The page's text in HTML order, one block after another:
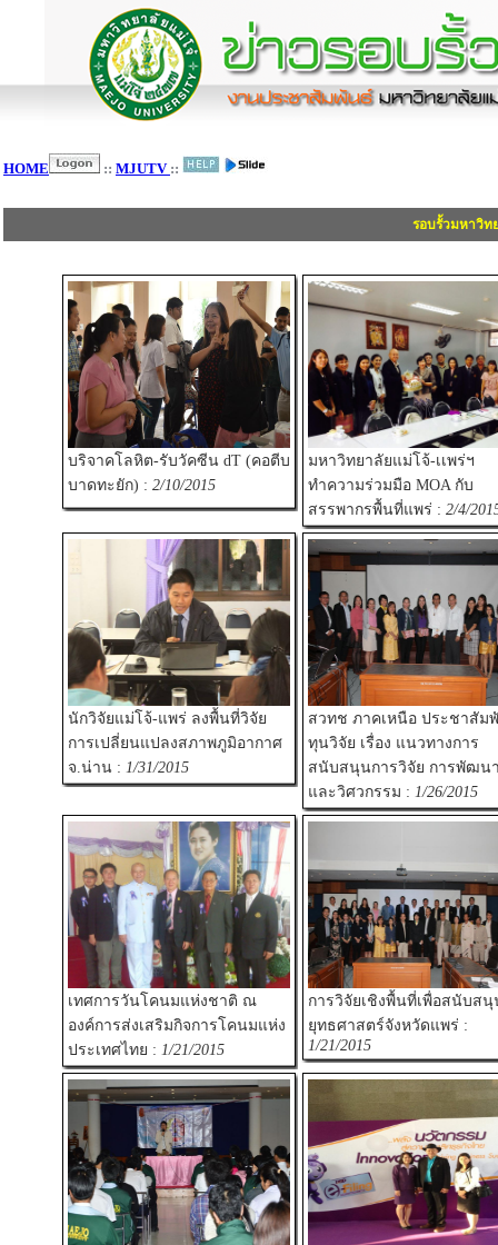
HOME :: MJUTV ::
รอบรั้วมหาวิท
บริจาคโลหิต-รับวัคซีน dT (คอตีบ
บาดทะยัก) : 2/10/2015
มหาวิทยาลัยแม่โจ้-เเพร่ฯ
ทำความร่วมมือ MOA กับ
สรรพากรพื้นที่แพร่ : 2/4/
นักวิจัยแม่โจ้-แพร่ ลงพื้นที่วิจัย
การเปลี่ยนแปลงสภาพภูมิอากาศ
จ.น่าน : 1/31/2015
สวทช ภาคเหนือ ประชาสัม
ทุนวิจัย เรื่อง แนวทางการ
สนับสนุนการวิจัย การพัฒน
และวิศวกรรม : 1/26/2015
เทศการวันโคนมแห่งชาติ ณ
องค์การส่งเสริมกิจการโคนมแห่ง
ประเทศไทย : 1/21/2015
การวิจัยเชิงพื้นที่เพื่อสนับสนุ
ยุทธศาสตร์จังหวัดแพร่ :
1/21/2015